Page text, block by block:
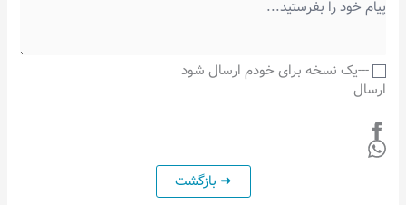
---یک نسخه برای خودم ارسال شود
ارسال